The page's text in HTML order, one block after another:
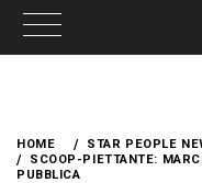
content
HOME
STAR PEOPLE
SCOOP-PIETTANTE:
PUBBLICA